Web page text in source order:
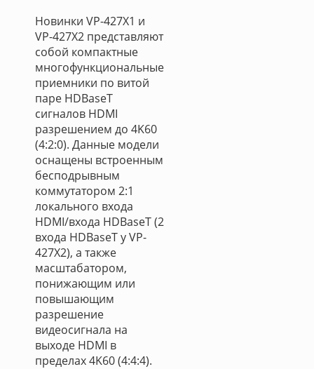
Новинки VP-427X1 и
VP-427X2 представляют
собой компактные
многофункциональные
приемники по витой
паре HDBaseT
сигналов HDMI
разрешением до 4K60
(4:2:0). Данные модели
оснащены встроенным
бесподрывным
коммутатором 2:1
локального входа
HDMI/входа HDBaseT (2
входа HDBaseT у VP-
427X2), а также
масштабатором,
понижающим или
повышающим
разрешение
видеосигнала на
выходе HDMI в
пределах 4K60 (4:4:4).